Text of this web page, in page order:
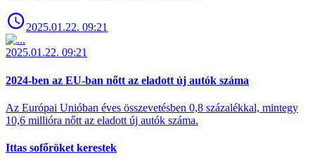
2025.01.22. 09:21
2025.01.22. 09:21
2024-ben az EU-ban nőtt az eladott új autók száma
Az Európai Unióban éves összevetésben 0,8 százalékkal, mintegy
10,6 millióra nőtt az eladott új autók száma.
Ittas sofőröket kerestek